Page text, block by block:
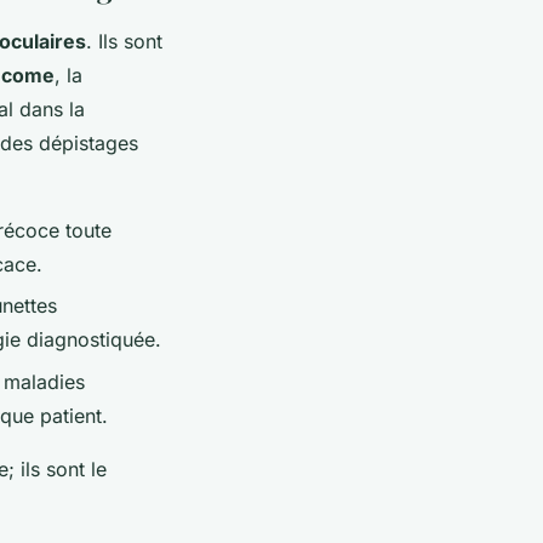
. Ils sont
, la
dans la
dépistages
toute
diagnostiquée.
patient.
ils sont le